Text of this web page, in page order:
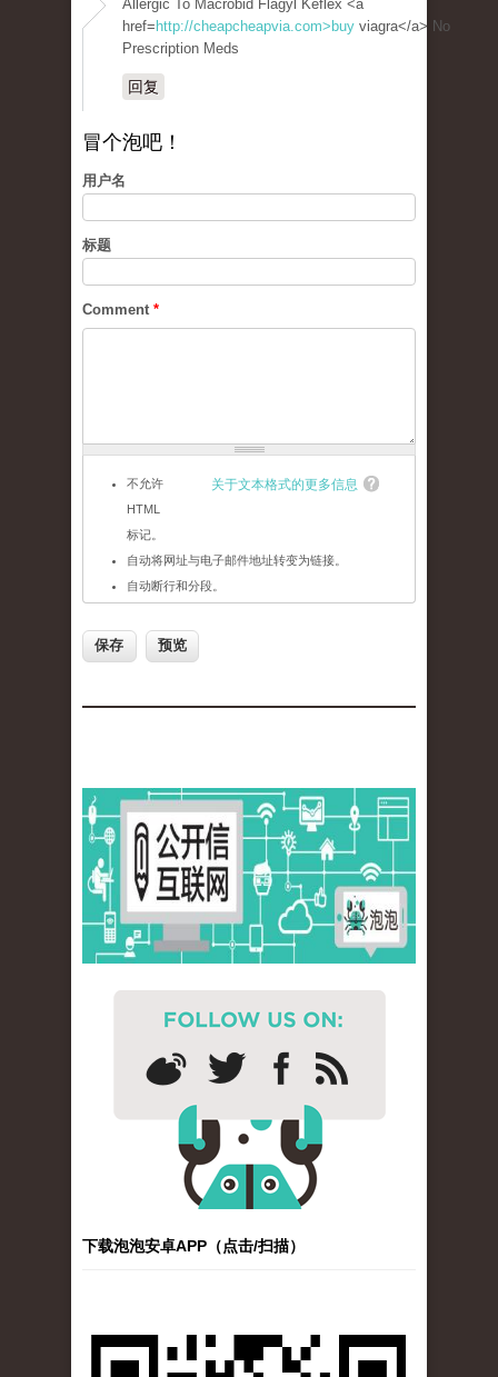
Allergic To Macrobid Flagyl Keflex <a
href= http://cheapcheapvia.com>buy viagra</a> No
Prescription Meds
回复
冒个泡吧！
用户名
标题
Comment *
关于文本格式的更多信息
不允许
HTML
标记。
自动将网址与电子邮件地址转变为链接。
自动断行和分段。
下载泡泡安卓APP（点击/扫描）